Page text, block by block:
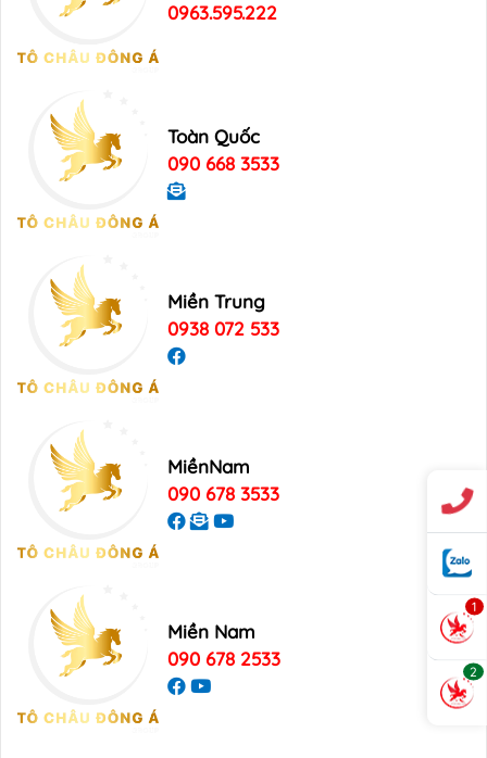
0963.595.222
Toàn Quốc
090 668 3533
Miền Trung
0938 072 533
MiềnNam
090 678 3533
Miền Nam
090 678 2533
1
2